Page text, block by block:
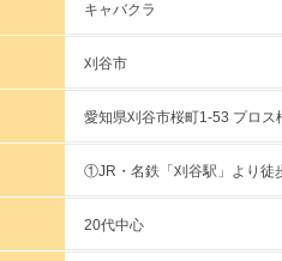
キャバクラ
刈谷市
愛知県刈谷市桜町1-53 プロス
①JR・名鉄「刈谷駅」より徒
20代中心